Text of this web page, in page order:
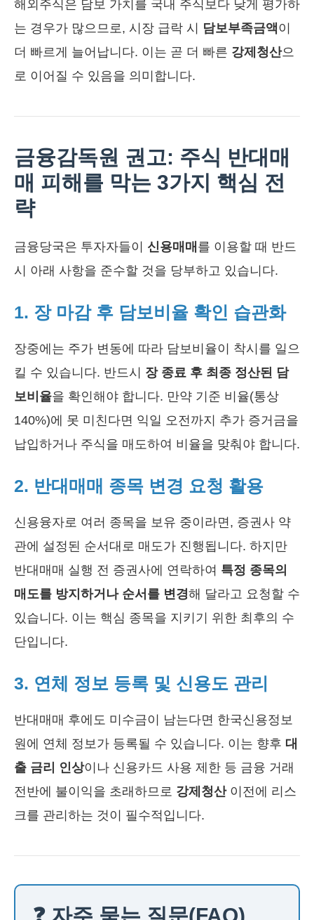
해외주식은 담보 가치를 국내 주식보다 낮게 평가하
는 경우가 많으므로, 시장 급락 시 담보부족금액이
더 빠르게 늘어납니다. 이는 곧 더 빠른 강제청산으
로 이어질 수 있음을 의미합니다.
금융감독원 권고: 주식 반대매
매 피해를 막는 3가지 핵심 전
략
금융당국은 투자자들이 신용매매 를 이용할 때 반드
시 아래 사항을 준수할 것을 당부하고 있습니다.
1. 장 마감 후 담보비율 확인 습관화
장중에는 주가 변동에 따라 담보비율이 착시를 일으
킬 수 있습니다. 반드시 장 종료 후 최종 정산된 담
보비율을 확인해야 합니다. 만약 기준 비율(통상
140%)에 못 미친다면 익일 오전까지 추가 증거금을
납입하거나 주식을 매도하여 비율을 맞춰야 합니다.
2. 반대매매 종목 변경 요청 활용
신용융자로 여러 종목을 보유 중이라면, 증권사 약
관에 설정된 순서대로 매도가 진행됩니다. 하지만
반대매매 실행 전 증권사에 연락하여 특정 종목의
매도를 방지하거나 순서를 변경해 달라고 요청할 수
있습니다. 이는 핵심 종목을 지키기 위한 최후의 수
단입니다.
3. 연체 정보 등록 및 신용도 관리
반대매매 후에도 미수금이 남는다면 한국신용정보
원에 연체 정보가 등록될 수 있습니다. 이는 향후 대
출 금리 인상이나 신용카드 사용 제한 등 금융 거래
전반에 불이익을 초래하므로 강제청산이전에 리스
크를 관리하는 것이 필수적입니다.